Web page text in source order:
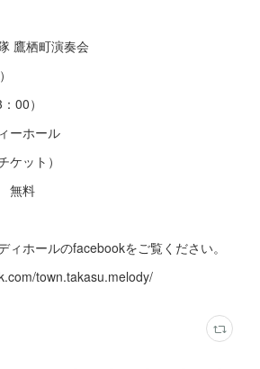
鷹栖町演奏会
00）
ーホール
ケット）
無料
ィホールのfacebookをご覧ください。
town.takasu.melody/